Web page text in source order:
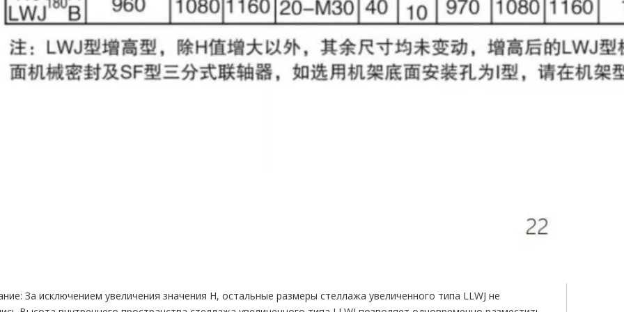
За исключением увеличения значения H, остальные размеры стеллажа увеличенного типа LLWJ не